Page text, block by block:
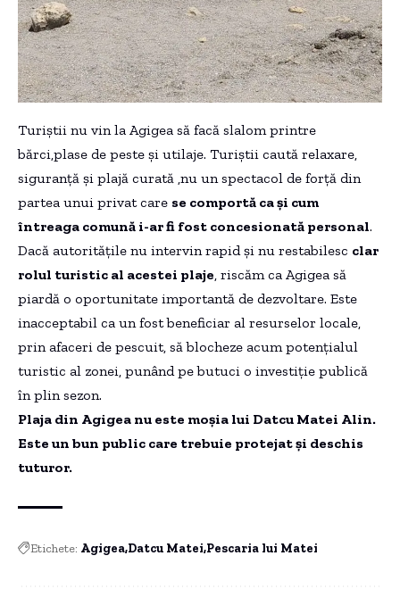
Turiștii nu vin la Agigea să facă slalom printre
bărci,plase de peste și utilaje. Turiștii caută relaxare,
siguranță și plajă curată ,nu un spectacol de forță din
partea unui privat care se comportă ca și cum
întreaga comună i-ar fi fost concesionată personal.
Dacă autoritățile nu intervin rapid și nu restabilesc clar
rolul turistic al acestei plaje , riscăm ca Agigea să
piardă o oportunitate importantă de dezvoltare. Este
inacceptabil ca un fost beneficiar al resurselor locale,
prin afaceri de pescuit, să blocheze acum potențialul
turistic al zonei, punând pe butuci o investiție publică
în plin sezon.
Plaja din Agigea nu este moșia lui Datcu Matei Alin.
Este un bun public care trebuie protejat și deschis
tuturor.
Etichete: Agigea Datcu Matei Pescaria lui Matei